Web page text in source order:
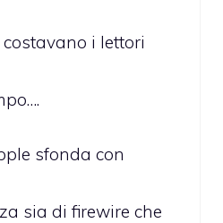
i lettori
sfonda con
sia di firewire che